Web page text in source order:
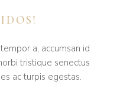
a, accumsan id
tristique senectus
ac turpis egestas.